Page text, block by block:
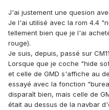
J'ai justement une quesion
Je l'ai utilisé avec la rom 4.4
tellement bien que je l'ai
rouge).
Je suis, depuis, passé sur
Lorsque que je coche "hide
et celle de GMD s'affiche au
essayé avec la fonction
disparaît bien, mais celle de
était au dessus de la navbar